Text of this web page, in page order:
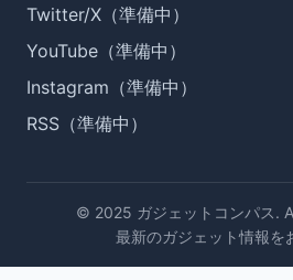
Twitter/X（準備中）
YouTube（準備中）
Instagram（準備中）
RSS（準備中）
© 2025 ガジェットコンパス.
最新のガジェット情報を